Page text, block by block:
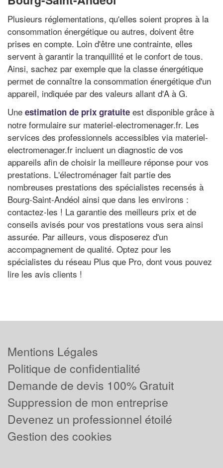
Plusieurs réglementations, qu'elles soient propres à la
consommation énergétique ou autres, doivent être
prises en compte. Loin d'être une contrainte, elles
servent à garantir la tranquillité et le confort de tous.
Ainsi, sachez par exemple que la classe énergétique
permet de connaître la consommation énergétique d'un
appareil, indiquée par des valeurs allant d'A à G.
Une estimation de prix gratuite est disponible grâce à
notre formulaire sur materiel-electromenager.fr. Les
services des professionnels accessibles via materiel-
electromenager.fr incluent un diagnostic de vos
appareils afin de choisir la meilleure réponse pour vos
prestations. L'électroménager fait partie des
nombreuses prestations des spécialistes recensés à
Bourg-Saint-Andéol ainsi que dans les environs :
contactez-les ! La garantie des meilleurs prix et de
conseils avisés pour vos prestations vous sera ainsi
assurée. Par ailleurs, vous disposerez d'un
accompagnement de qualité. Optez pour les
spécialistes du réseau Plus que Pro, dont vous pouvez
lire les avis clients !
Mentions Légales
Politique de confidentialité
Demande de devis 100% Gratuit
Suppression de mon entreprise
Devenez un professionnel étoilé
Gestion des cookies